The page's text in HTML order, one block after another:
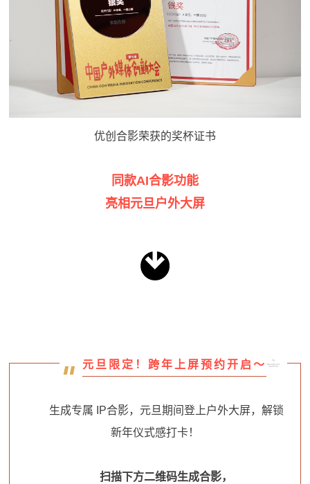
优创合影荣获的奖杯证书
同款AI合影功能
亮相元旦户外大屏
元旦限定！跨年上屏预约开启～
生成专属 IP合影，元旦期间登上户外大屏，解锁
新年仪式感打卡！
扫描下方二维码生成合影，